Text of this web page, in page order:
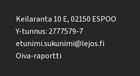
Keilaranta 10 E, 02150 ESPOO
Y-tunnus: 2777579-7
etunimi.sukunimi@lejos.fi
Oiva-raportti